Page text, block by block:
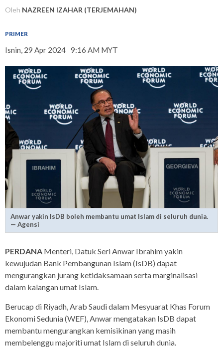
Oleh NAZREEN IZAHAR (TERJEMAHAN)
PRIMER
Isnin, 29 Apr 2024 9:16 AM MYT
Anwar yakin IsDB boleh membantu umat Islam di seluruh dunia.
— Agensi
PERDANA Menteri, Datuk Seri Anwar Ibrahim yakin
kewujudan Bank Pembangunan Islam (IsDB) dapat
mengurangkan jurang ketidaksamaan serta marginalisasi
dalam kalangan umat Islam.
Berucap di Riyadh, Arab Saudi dalam Mesyuarat Khas Forum
Ekonomi Sedunia (WEF), Anwar mengatakan IsDB dapat
membantu mengurangkan kemisikinan yang masih
membelenggu majoriti umat Islam di seluruh dunia.